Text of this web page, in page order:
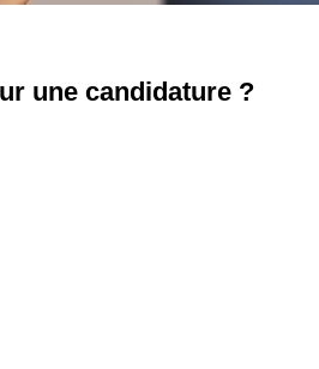
une candidature ?